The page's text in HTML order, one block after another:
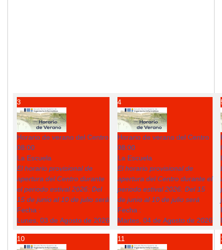
3
Horario de verano del Centro
08:00
La Escuela
El horario provisional de
apertura del Centro durante
el periodo estival 2026: Del
15 de junio al 10 de julio será
Fecha :
Lunes, 03 de Agosto de 2026
4
Horario de verano del Centro
08:00
La Escuela
El horario provisional de
apertura del Centro durante el
periodo estival 2026: Del 15
de junio al 10 de julio será
Fecha :
Martes, 04 de Agosto de 2026
10 11